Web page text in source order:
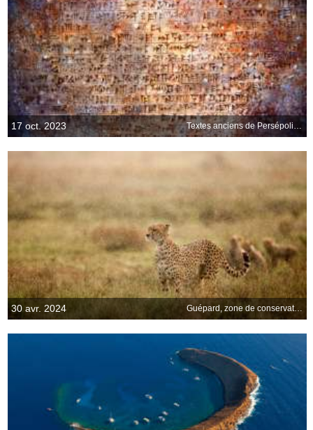
17 oct. 2023 Textes anciens de Persépolis, Iran
30 avr. 2024 Guépard, zone de conservation de Ngorongoro, Tanzanie